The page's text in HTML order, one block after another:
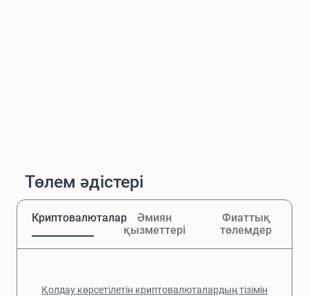
Төлем әдістері
Криптовалюталар
Әмиян
қызметтері
Фиаттық
төлемдер
Қолдау көрсетілетін криптовалюталардың тізімін